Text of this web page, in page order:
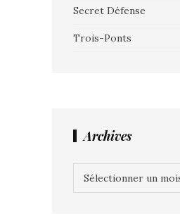
Secret Défense
Trois-Ponts
Archives